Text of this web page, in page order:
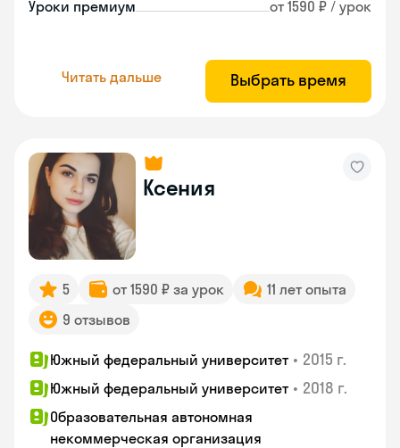
Уроки премиум от 1590 ₽ / урок
Читать дальше Выбрать время
Ксения
5 от 1590 ₽ за урок
11 лет опыта
9 отзывов
Южный федеральный университет • 2015 г.
Южный федеральный университет • 2018 г.
Образовательная автономная
некоммерческая организация